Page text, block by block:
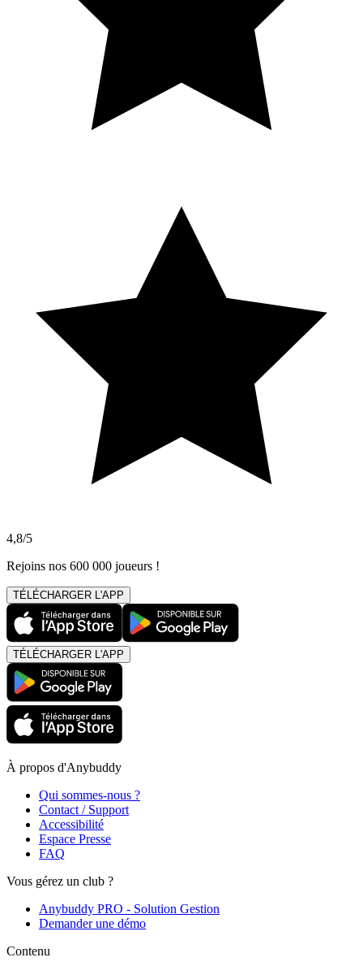
4,8/5
Rejoins nos 600 000 joueurs !
TÉLÉCHARGER L'APP
TÉLÉCHARGER L'APP
À propos d'Anybuddy
Qui sommes-nous ?
Contact / Support
Accessibilité
Espace Presse
FAQ
Vous gérez un club ?
Anybuddy PRO - Solution Gestion
Demander une démo
Contenu